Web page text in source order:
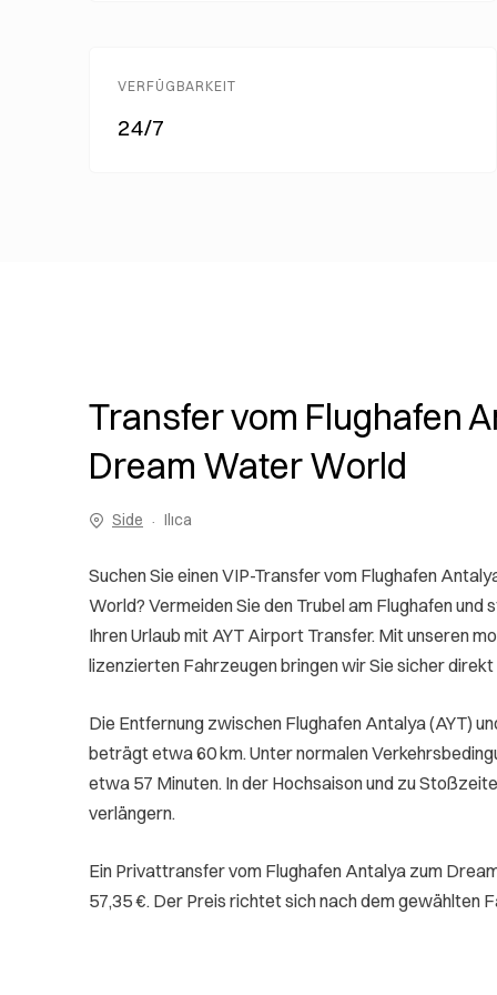
VERFÜGBARKEIT
24/7
Transfer vom Flughafen
Dream Water World
Side Ilıca
Suchen Sie einen VIP-Transfer vom Flughafen
World? Vermeiden Sie den Trubel am Flughafen und
Ihren Urlaub mit AYT Airport Transfer. Mit unseren
lizenzierten Fahrzeugen bringen wir Sie sicher
Die Entfernung zwischen Flughafen Antalya (AYT)
beträgt etwa 60 km. Unter normalen
etwa 57 Minuten. In der Hochsaison und zu
verlängern.
Ein Privattransfer vom Flughafen Antalya zum
57,35 €. Der Preis richtet sich nach dem gewählten